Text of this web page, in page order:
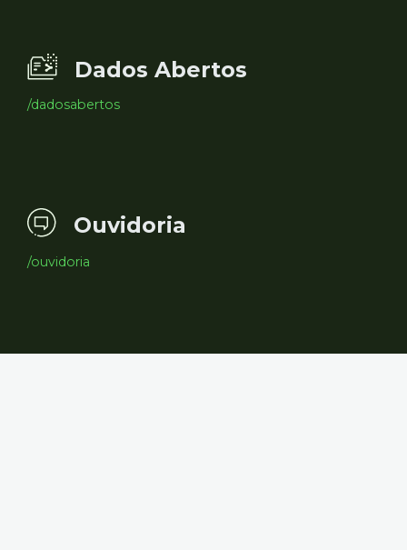
Dados Abertos
/dadosabertos
Ouvidoria
/ouvidoria